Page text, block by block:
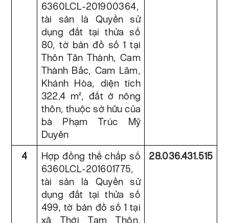
6360LCL-201900364,
tài sản là Quyền sử
dụng đất tại thửa số
80, tờ bản đồ số 1 tại
Thôn Tân Thành, Cam
Thành Bắc, Cam Lâm,
Khánh Hòa, diện tích
322,4 m², đất ở nông
thôn, thuộc sở hữu của
bà Phạm Trúc Mỹ
Duyên
4
Hợp đồng thế chấp số
6360LCL-201601775,
tài sản là Quyền sử
dụng đất tại thửa số
499, tờ bản đồ số 1 tại
xã Thới Tam Thôn,
28.036.431.515